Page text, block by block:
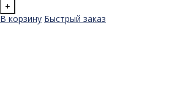
+
В корзину Быстрый заказ